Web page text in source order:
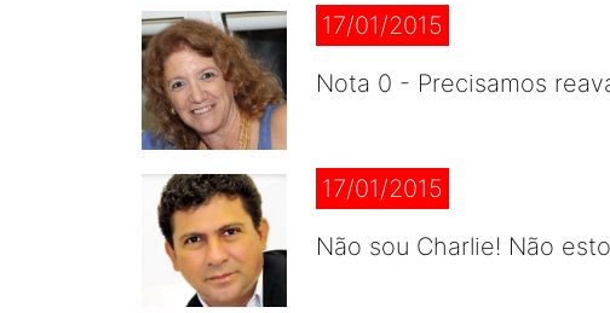
17/01/2015
Nota 0 - Precisamos
17/01/2015
Não sou Charlie! Não